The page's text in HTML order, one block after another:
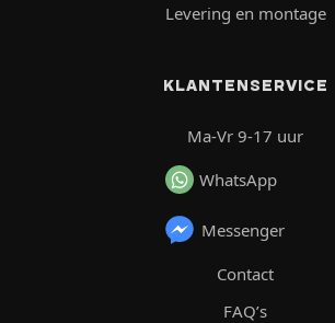
Levering en montage
KLANTENSERVICE
Ma-Vr 9-17 uur
WhatsApp
Messenger
Contact
FAQ’s